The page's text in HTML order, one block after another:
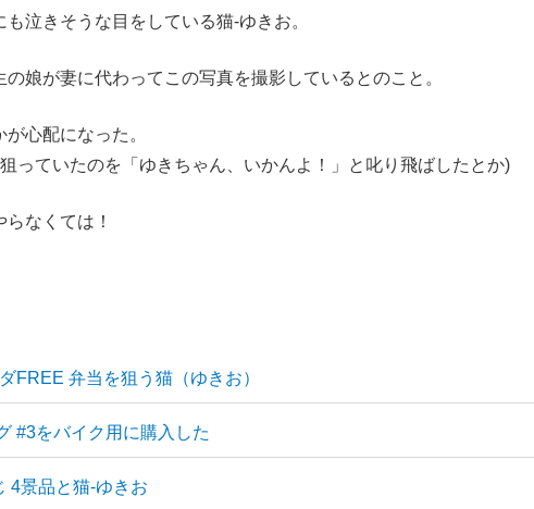
泣きそうな目をしている猫-ゆきお。
娘が妻に代わってこの写真を撮影しているとのこと。
心配になった。
っていたのを「ゆきちゃん、いかんよ！」と叱り飛ばしたとか)
なくては！
FREE 弁当を狙う猫（ゆきお）
#3をバイク用に購入した
4景品と猫-ゆきお